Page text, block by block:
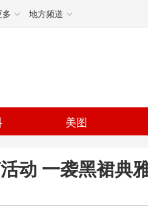
多 地方频道
美图
动 一袭黑裙典